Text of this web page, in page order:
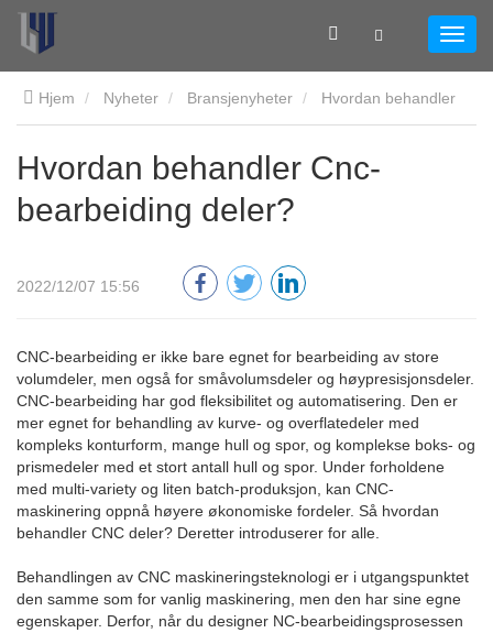
Hjem Nyheter Bransjenyheter
Hvordan behandler Cnc-
bearbeiding deler?
2022/12/07 15:56
CNC-bearbeiding er ikke bare egnet for bearbeiding av store
volumdeler, men også for småvolumsdeler og høypresisjonsdeler.
CNC-bearbeiding har god fleksibilitet og automatisering. Den er
mer egnet for behandling av kurve- og overflatedeler med
kompleks konturform, mange hull og spor, og komplekse boks- og
prismedeler med et stort antall hull og spor. Under forholdene
med multi-variety og liten batch-produksjon, kan CNC-
maskinering oppnå høyere økonomiske fordeler. Så hvordan
behandler CNC deler? Deretter introduserer for alle.
Behandlingen av CNC maskineringsteknologi er i utgangspunktet
den samme som for vanlig maskinering, men den har sine egne
egenskaper. Derfor, når du designer NC-bearbeidingsprosessen